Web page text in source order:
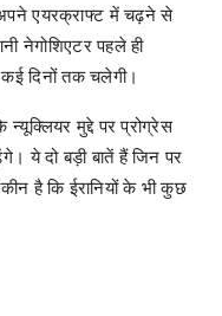
एयरक्राफ्ट में चढ़ने से
नेगोशिएटर पहले ही
दिनों तक चलेगी।
मुद्दे पर प्रोग्रेस
ये दो बड़ी बातें हैं जिन पर
है कि ईरानियों के भी कुछ